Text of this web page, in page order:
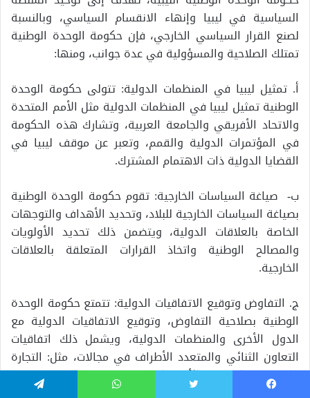
السياسية في ليبيا وإنهاء الانقسام السياسي، وبالنسبة
لصنع القرار السياسي الخارجي، فإن حكومة الوحدة الوطنية
تمتلك الصلاحية والمسؤولية في عدة جوانب، ومنها:
أ. تمثيل ليبيا في المنظمات الدولية: تتولى حكومة الوحدة
الوطنية تمثيل ليبيا في المنظمات الدولية مثل الأمم المتحدة
والاتحاد الأفريقي والجامعة العربية، وتشارك هذه الحكومة
في المؤتمرات الدولية والقمم، وتعبر عن موقف ليبيا في
القضايا الدولية ذات الاهتمام المشترك.
ب- صياغة السياسات الخارجية: تقوم حكومة الوحدة الوطنية
بصياغة السياسات الخارجية للبلاد، وتحديد الأهداف والتوجهات
الخاصة بالعلاقات الدولية، ويتضمن ذلك تحديد الأولويات
والمصالح الوطنية واتخاذ القرارات المتعلقة بالعلاقات
الخارجية.
ج. التفاوض وتوقيع الاتفاقيات الدولية: تتمتع حكومة الوحدة
الوطنية بصلاحية التفاوض، وتوقيع الاتفاقيات الدولية مع
الدول الأخرى والمنظمات الدولية، ويشمل ذلك اتفاقيات
التعاون الثنائي والمتعدد الأطراف في مجالات، مثل: التجارة
والاقتصاد والثقافة والأمن والدفاع.